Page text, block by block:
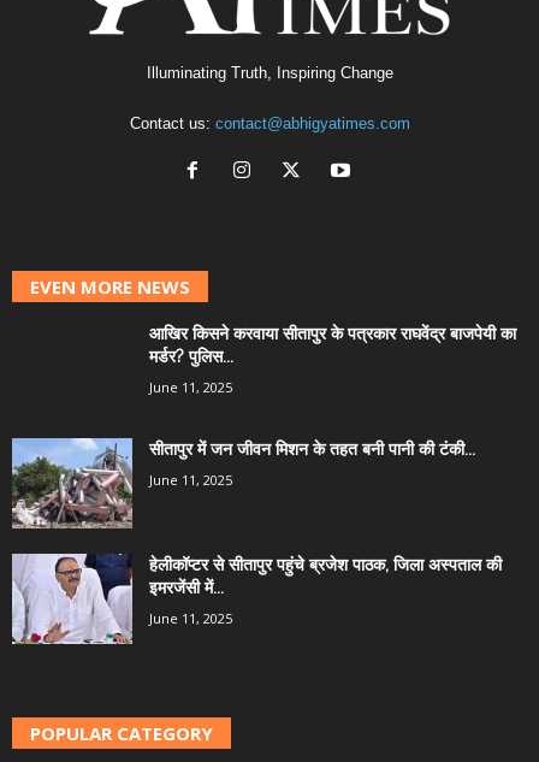
Illuminating Truth, Inspiring Change
Contact us: contact@abhigyatimes.com
EVEN MORE NEWS
आखिर किसने करवाया सीतापुर के पत्रकार राघवेंद्र बाजपेयी का
मर्डर? पुलिस...
June 11, 2025
सीतापुर में जन जीवन मिशन के तहत बनी पानी की टंकी...
June 11, 2025
हेलीकॉप्टर से सीतापुर पहुंचे ब्रजेश पाठक, जिला अस्पताल की
इमरजेंसी में...
June 11, 2025
POPULAR CATEGORY